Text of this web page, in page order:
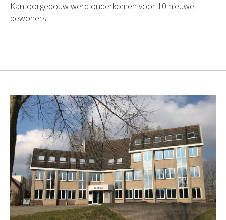
Kantoorgebouw werd onderkomen voor 10 nieuwe
bewoners